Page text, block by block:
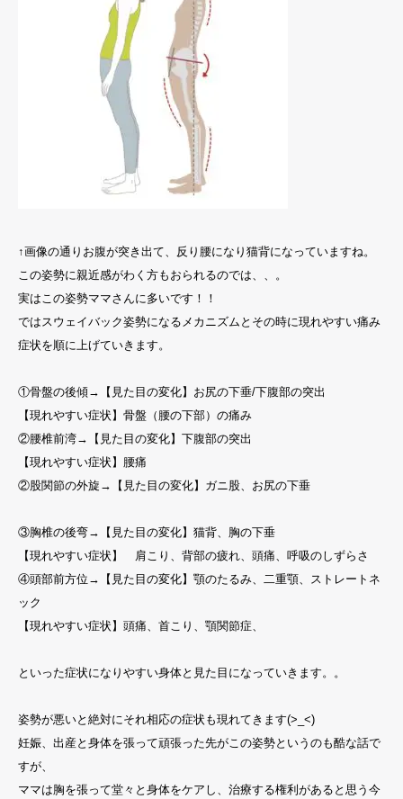
↑画像の通りお腹が突き出て、反り腰になり猫背になっていますね。
この姿勢に親近感がわく方もおられるのでは、、。
実はこの姿勢ママさんに多いです！！
ではスウェイバック姿勢になるメカニズムとその時に現れやすい痛み
症状を順に上げていきます。
①骨盤の後傾→【見た目の変化】お尻の下垂/下腹部の突出
【現れやすい症状】骨盤（腰の下部）の痛み
②腰椎前湾→【見た目の変化】下腹部の突出
【現れやすい症状】腰痛
②股関節の外旋→【見た目の変化】ガニ股、お尻の下垂
③胸椎の後弯→【見た目の変化】猫背、胸の下垂
【現れやすい症状】 肩こり、背部の疲れ、頭痛、呼吸のしずらさ
④頭部前方位→【見た目の変化】顎のたるみ、二重顎、ストレートネ
ック
【現れやすい症状】頭痛、首こり、顎関節症、
といった症状になりやすい身体と見た目になっていきます。。
姿勢が悪いと絶対にそれ相応の症状も現れてきます(>_<)
妊娠、出産と身体を張って頑張った先がこの姿勢というのも酷な話で
すが、
ママは胸を張って堂々と身体をケアし、治療する権利があると思う今